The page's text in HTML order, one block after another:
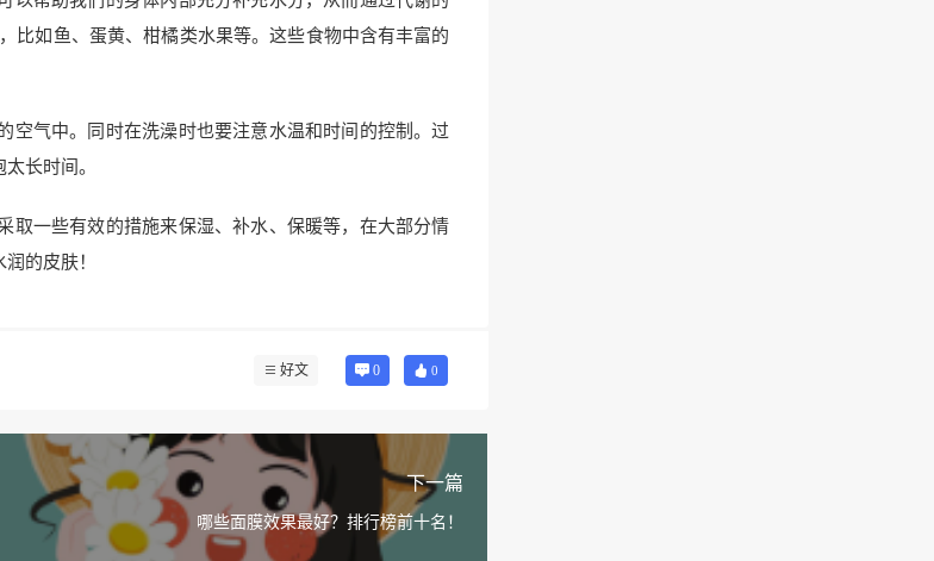
比如鱼、蛋黄、柑橘类水果等。这些食物中含有丰富的
空气中。同时在洗澡时也要注意水温和时间的控制。过
长时间。
取一些有效的措施来保湿、补水、保暖等，在大部分情
的皮肤！
好文 0 0
下一篇
哪些面膜效果最好？排行榜前十名！